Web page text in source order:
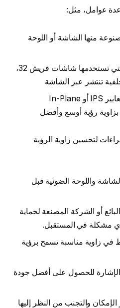
عوامل، مثل:
منها الشاشة أو اللوحة
نوع تقنية الشاشة LED التي تستخدمها شاشات فريش 32،
تنتشر عبر الشاشة
عدم توافق الشاشة مع معايير IPS أو In-Plane
لتحسين زاوية الرؤية
واللوحة الضوئية قبل
أو الشركة المصنعة لحماية
مشكلة في المستقبل.
في زاوية مناسبة تسمح برؤية
للحصول على أفضل جودة
والتجنب من النظر إليها